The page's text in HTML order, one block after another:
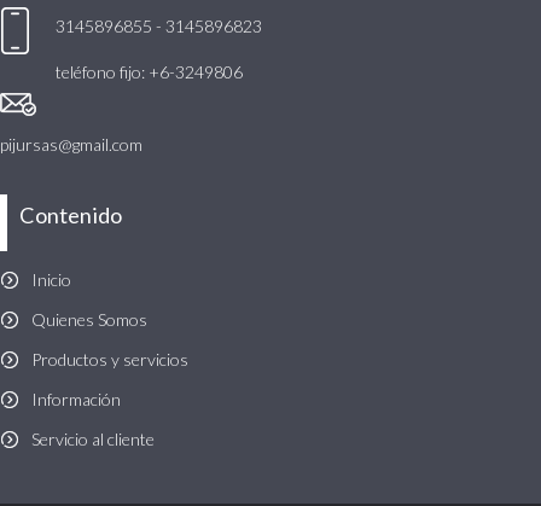
3145896855 - 3145896823
teléfono fijo: +6-3249806
pijursas@gmail.com
Contenido
Inicio
Quienes Somos
Productos y servicios
Información
Servicio al cliente